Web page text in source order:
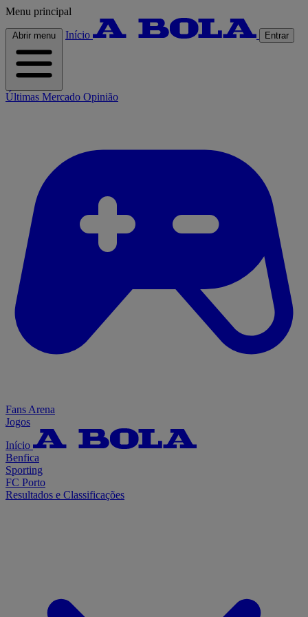
Menu principal
Abrir menu Início Entrar
Últimas Mercado Opinião
Fans Arena
Jogos
Início
Benfica
Sporting
FC Porto
Resultados e Classificações